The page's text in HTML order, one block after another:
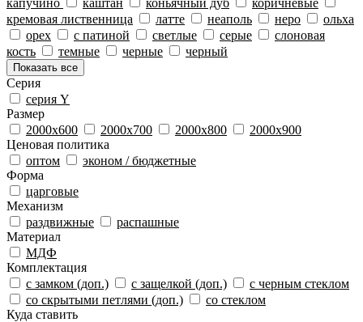
кремовая лиственница
латте неаполь неро
ольха
орех
с патиной светлые серые
слоновая
кость
темные черные черный
Показать все
Серия
серия Y
Размeр
2000х600
2000х700 2000х800
2000х900
Ценовая политика
оптом
эконом / бюджетные
Форма
царговые
Механизм
раздвижные
распашные
Материал
МДФ
Комплектация
с замком (доп.)
с защелкой (доп.)
с черным стеклом
со скрытыми петлями (доп.)
со стеклом
Куда ставить